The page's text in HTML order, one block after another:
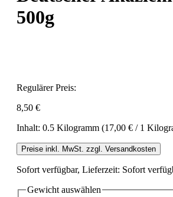
500g
Regulärer Preis:
8,50 €
Inhalt: 0.5 Kilogramm (17,00 € / 1
Preise inkl. MwSt. zzgl. Versandkosten
Sofort verfügbar, Lieferzeit: Sofort
Gewicht auswählen